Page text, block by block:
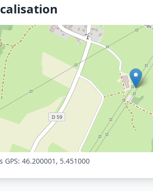
GPS: 46.200001, 5.451000